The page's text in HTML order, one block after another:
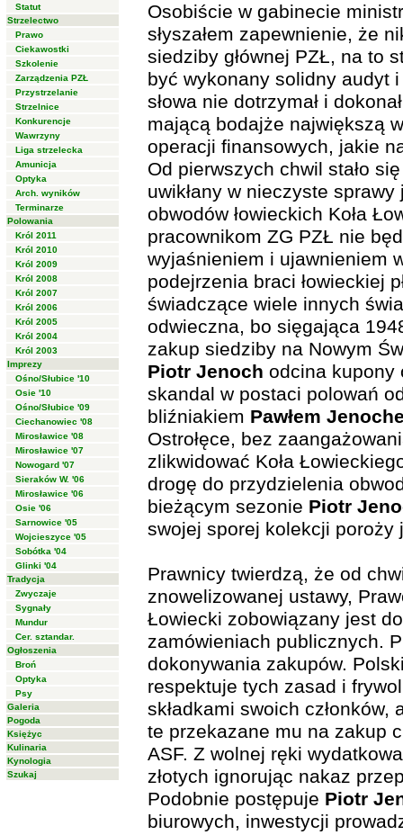
Statut
Strzelectwo
Prawo
Ciekawostki
Szkolenie
Zarządzenia PZŁ
Przystrzelanie
Strzelnice
Konkurencje
Wawrzyny
Liga strzelecka
Amunicja
Optyka
Arch. wyników
Terminarze
Polowania
Król 2011
Król 2010
Król 2009
Król 2008
Król 2007
Król 2006
Król 2005
Król 2004
Król 2003
Imprezy
Ośno/Słubice '10
Osie '10
Ośno/Słubice '09
Ciechanowiec '08
Mirosławice '08
Mirosławice '07
Nowogard '07
Sieraków W. '06
Mirosławice '06
Osie '06
Sarnowice '05
Wojcieszyce '05
Sobótka '04
Glinki '04
Tradycja
Zwyczaje
Sygnały
Mundur
Cer. sztandar.
Ogłoszenia
Broń
Optyka
Psy
Galeria
Pogoda
Księżyc
Kulinaria
Kynologia
Szukaj
Osobiście w gabinecie
słyszałem zapewnienie, że
siedziby głównej PZŁ, na to
być wykonany solidny audyt
słowa nie dotrzymał i
mającą bodajże największą
operacji finansowych, jakie
Od pierwszych chwil stało
uwikłany w nieczyste
obwodów łowieckich Koła
pracownikom ZG PZŁ nie
wyjaśnieniem i ujawnieniem
podejrzenia braci łowieckiej
świadczące wiele innych
odwieczna, bo sięgająca
zakup siedziby na Nowym
Piotr Jenoch odcina kupony
skandal w postaci polowań
bliźniakiem Pawłem
Ostrołęce, bez
zlikwidować Koła
drogę do przydzielenia
bieżącym sezonie Piotr
swojej sporej kolekcji poroży
Prawnicy twierdzą, że od
znowelizowanej ustawy,
Łowiecki zobowiązany jest
zamówieniach publicznych.
dokonywania zakupów.
respektuje tych zasad i
składkami swoich
te przekazane mu na zakup
ASF. Z wolnej ręki
złotych ignorując nakaz
Podobnie postępuje Piotr
biurowych, inwestycji